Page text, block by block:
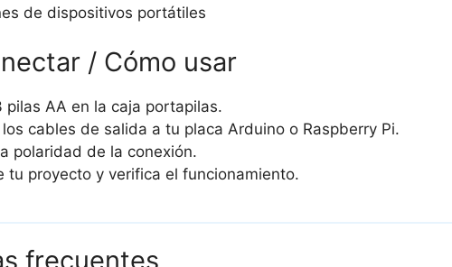
de dispositivos portátiles
/ Cómo usar
pilas AA en la caja portapilas.
cables de salida a tu placa Arduino o Raspberry Pi.
polaridad de la conexión.
tu proyecto y verifica el funcionamiento.
frecuentes